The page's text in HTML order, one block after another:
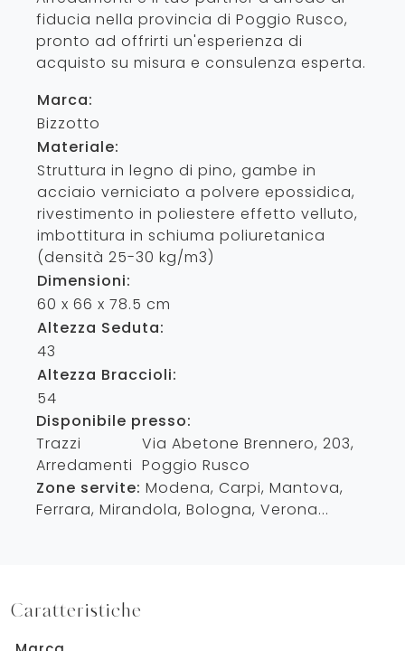
fiducia nella provincia di Poggio Rusco,
pronto ad offrirti un'esperienza di
acquisto su misura e consulenza esperta.
Marca:
Bizzotto
Materiale:
Struttura in legno di pino, gambe in
acciaio verniciato a polvere epossidica,
rivestimento in poliestere effetto velluto,
imbottitura in schiuma poliuretanica
(densità 25-30 kg/m3)
Dimensioni:
60 x 66 x 78.5 cm
Altezza Seduta:
43
Altezza Braccioli:
54
Disponibile presso:
Trazzi
Arredamenti
Via Abetone Brennero, 203,
Poggio Rusco
Zone servite: Modena, Carpi, Mantova,
Ferrara, Mirandola, Bologna, Verona...
Caratteristiche